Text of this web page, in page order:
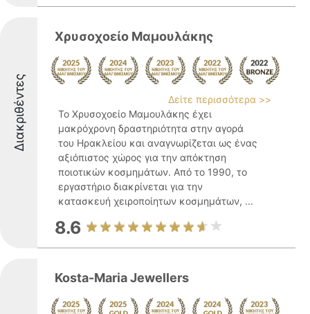
Διακριθέντες
Χρυσοχοείο Μαμουλάκης
Δείτε περισσότερα >>
Το Χρυσοχοείο Μαμουλάκης έχει
μακρόχρονη δραστηριότητα στην αγορά
του Ηρακλείου και αναγνωρίζεται ως ένας
αξιόπιστος χώρος για την απόκτηση
ποιοτικών κοσμημάτων. Από το 1990, το
εργαστήριο διακρίνεται για την
κατασκευή χειροποίητων κοσμημάτων, ...
8.6
Kosta-Maria Jewellers